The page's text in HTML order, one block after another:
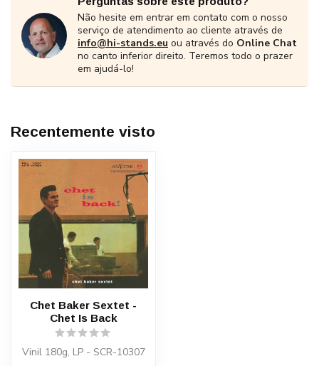
Não hesite em entrar em contato com o nosso
serviço de atendimento ao cliente através de
info@hi-stands.eu ou através do Online Chat
no canto inferior direito. Teremos todo o prazer
em ajudá-lo!
Recentemente visto
Chet Baker Sextet -
Chet Is Back
Vinil 180g, LP - SCR-10307